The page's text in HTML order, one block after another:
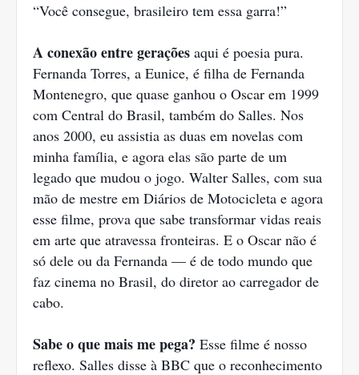
“Você consegue, brasileiro tem essa garra!”
A conexão entre gerações aqui é poesia pura.
Fernanda Torres, a Eunice, é filha de Fernanda
Montenegro, que quase ganhou o Oscar em 1999
com Central do Brasil, também do Salles. Nos
anos 2000, eu assistia as duas em novelas com
minha família, e agora elas são parte de um
legado que mudou o jogo. Walter Salles, com sua
mão de mestre em Diários de Motocicleta e agora
esse filme, prova que sabe transformar vidas reais
em arte que atravessa fronteiras. E o Oscar não é
só dele ou da Fernanda — é de todo mundo que
faz cinema no Brasil, do diretor ao carregador de
cabo.
Sabe o que mais me pega? Esse filme é nosso
reflexo. Salles disse à BBC que o reconhecimento